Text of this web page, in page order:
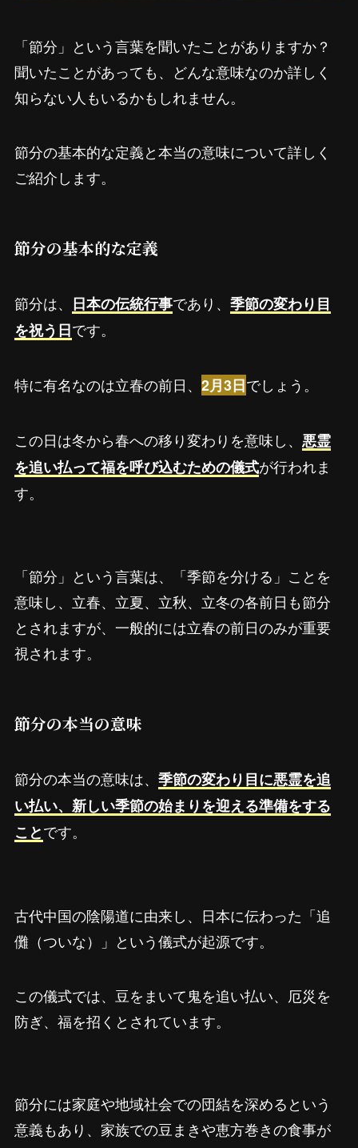
「節分」という言葉を聞いたことがありますか？
聞いたことがあっても、どんな意味なのか詳しく
知らない人もいるかもしれません。
節分の基本的な定義と本当の意味について詳しく
ご紹介します。
節分の基本的な定義
節分は、 日本の伝統行事であり、 季節の変わり目
を祝う日です。
特に有名なのは立春の前日、 2月3日でしょう。
この日は冬から春への移り変わりを意味し、 悪霊
を追い払って福を呼び込むための儀式が行われま
す。
「節分」という言葉は、「季節を分ける」ことを
意味し、立春、立夏、立秋、立冬の各前日も節分
とされますが、一般的には立春の前日のみが重要
視されます。
節分の本当の意味
節分の本当の意味は、 季節の変わり目に悪霊を追
い払い、新しい季節の始まりを迎える準備をする
ことです。
古代中国の陰陽道に由来し、日本に伝わった「追
儺（ついな）」という儀式が起源です。
この儀式では、豆をまいて鬼を追い払い、厄災を
防ぎ、福を招くとされています。
節分には家庭や地域社会での団結を深めるという
意義もあり、家族での豆まきや恵方巻きの食事が